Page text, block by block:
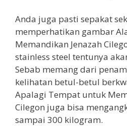
Anda juga pasti sepakat
memperhatikan gambar
Memandikan Jenazah
stainless steel tentunya
Sebab memang dari
kelihatan betul-betul
Apalagi Tempat untuk
Cilegon juga bisa
sampai 300 kilogram.